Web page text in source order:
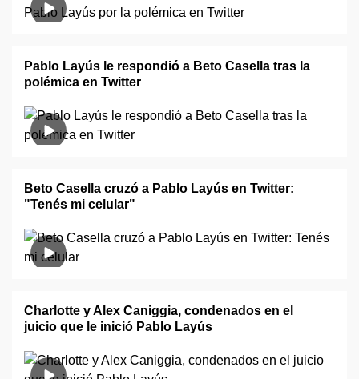
Pablo Layús le respondió a Beto Casella tras la
polémica en Twitter
Beto Casella cruzó a Pablo Layús en Twitter:
"Tenés mi celular"
Charlotte y Alex Caniggia, condenados en el
juicio que le inició Pablo Layús